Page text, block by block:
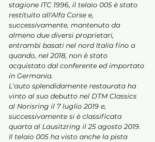
stagione ITC 1996, il telaio 005 è stato
restituito all'Alfa Corse e,
successivamente, mantenuto da
almeno due diversi proprietari,
entrambi basati nel nord Italia fino a
quando, nel 2018, non è stato
acquistato dal conferente ed importato
in Germania.
L'auto splendidamente restaurata ha
vinto al suo debutto nel DTM Classics
al Norisring il 7 luglio 2019 e,
successivamente si è classificata
quarta al Lausitzring il 25 agosto 2019.
Il telaio 005 ha visto anche la pista